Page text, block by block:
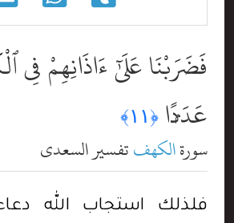
فَضَرَبْنَا عَلَىٰٓ ءَاذَانِهِمْ
عَدَدًۭا ﴿١١﴾
سورةالكهفتفسير السعدي
فلذلك استجاب الله